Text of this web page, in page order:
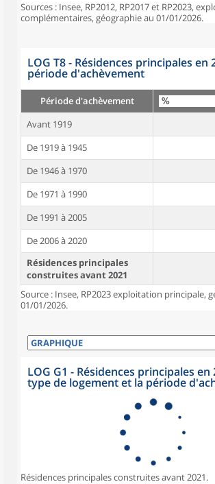
Sources : Insee, RP2012, RP2017 et RP2023,
complémentaires, géographie au 01/01/2026.
LOG T8 - Résidences principales en
période d'achèvement
Période d'achèvement
Avant 1919
De 1919 à 1945
De 1946 à 1970
De 1971 à 1990
De 1991 à 2005
De 2006 à 2020
Résidences principales
construites avant 2021
Source : Insee, RP2023 exploitation principale,
01/01/2026.
LOG G1 - Résidences principales en
type de logement et la période
Résidences principales construites avant 2021.